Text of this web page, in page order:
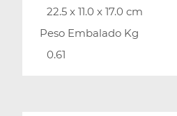
22.5 x 11.0 x 17.0 cm
Peso Embalado Kg
0.61